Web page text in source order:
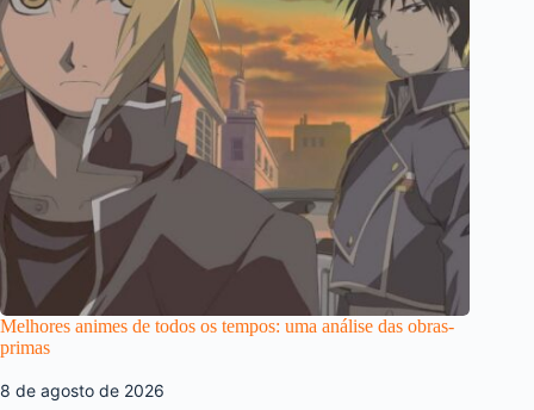
Melhores animes de todos os tempos: uma análise das obras-
primas
8 de agosto de 2026